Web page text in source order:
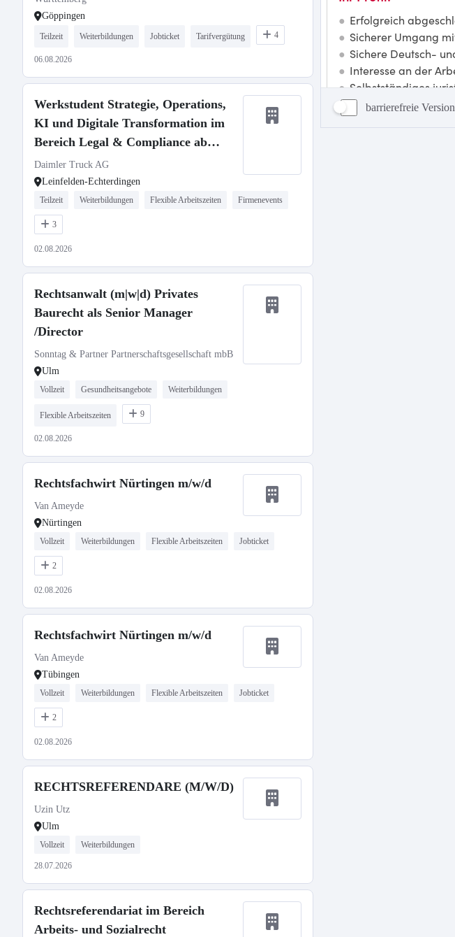
Göppingen
Teilzeit Weiterbildungen Jobticket Tarifvergütung 4
06.08.2026
Werkstudent Strategie, Operations,
KI und Digitale Transformation im
Bereich Legal & Compliance ab
Oktober 2026
Daimler Truck AG
Leinfelden-Echterdingen
Teilzeit Weiterbildungen Flexible Arbeitszeiten Firmenevents
3
02.08.2026
Rechtsanwalt (m|w|d) Privates
Baurecht als Senior Manager
/Director
Sonntag & Partner Partnerschaftsgesellschaft mbB
Ulm
Vollzeit Gesundheitsangebote Weiterbildungen
Flexible Arbeitszeiten 9
02.08.2026
Rechtsfachwirt Nürtingen m/w/d
Van Ameyde
Nürtingen
Vollzeit Weiterbildungen Flexible Arbeitszeiten Jobticket
2
02.08.2026
Rechtsfachwirt Nürtingen m/w/d
Van Ameyde
Tübingen
Vollzeit Weiterbildungen Flexible Arbeitszeiten Jobticket
2
02.08.2026
RECHTSREFERENDARE (M/W/D)
Uzin Utz
Ulm
Vollzeit Weiterbildungen
28.07.2026
Rechtsreferendariat im Bereich
Arbeits- und Sozialrecht
barrierefreie Version